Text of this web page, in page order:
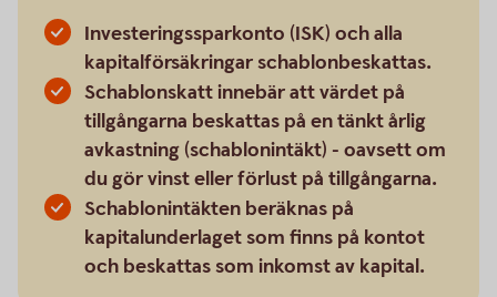
Investeringssparkonto (ISK) och alla
kapitalförsäkringar schablonbeskattas.
Schablonskatt innebär att värdet på
tillgångarna beskattas på en tänkt årlig
avkastning (schablonintäkt) - oavsett om
du gör vinst eller förlust på tillgångarna.
Schablonintäkten beräknas på
kapitalunderlaget som finns på kontot
och beskattas som inkomst av kapital.